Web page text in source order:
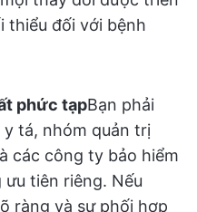
thiểu đối với bệnh
phức tạpBạn phải
tá, nhóm quản trị
các công ty bảo hiểm
tiên riêng. Nếu
ràng và sự phối hợp